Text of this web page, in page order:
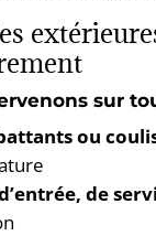
sur
ou
de